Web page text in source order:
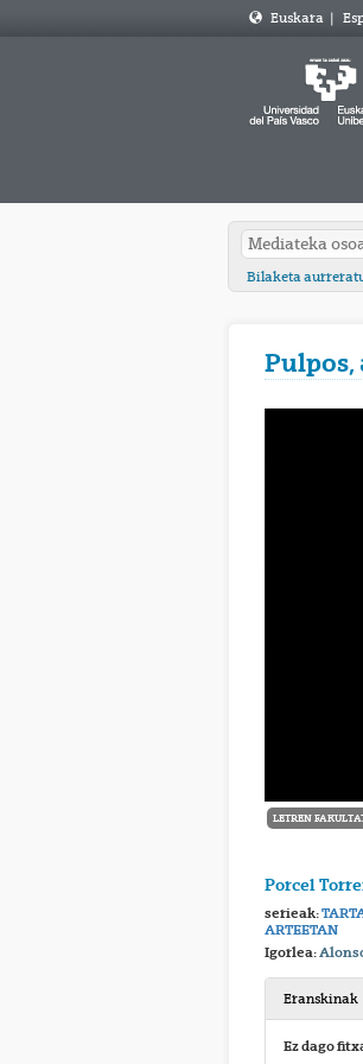
Euskara |
Bilaketa
Pulpos,
LETREN
Porcel
serieak:
ARTEETAN
Igorlea:
Eranskinak
Ez dago